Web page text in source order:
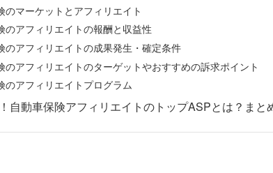
のマーケットとアフィリエイト
のアフィリエイトの報酬と収益性
のアフィリエイトの成果発生・確定条件
のアフィリエイトのターゲットやおすすめの訴求ポイント
のアフィリエイトプログラム
自動車保険アフィリエイトのトップASPとは？まと